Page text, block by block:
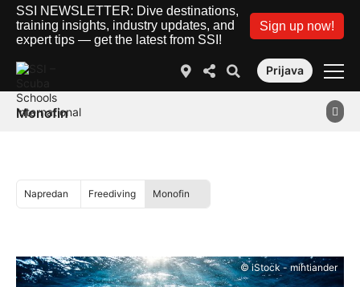
SSI NEWSLETTER: Dive destinations,
training insights, industry updates, and
expert tips — get the latest from SSI!
Sign up now!
Prijava
Monofin
Napredan Freediving Monofin
© iStock - mihtiander